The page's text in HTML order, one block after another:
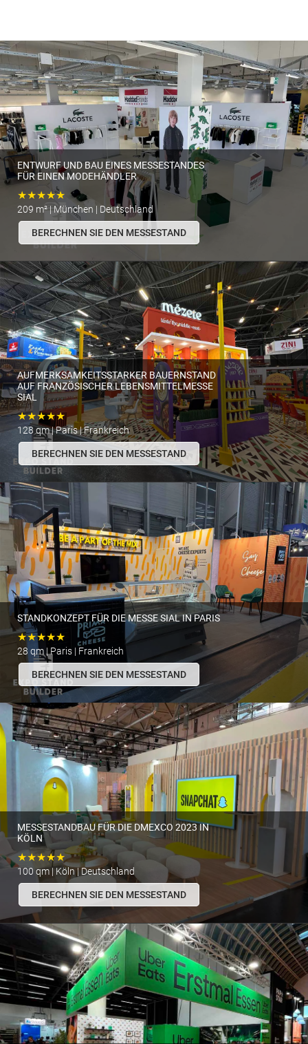
ENTWURF UND BAU EINES MESSESTANDES
FÜR EINEN MODEHÄNDLER
★★★★★
209 m² | München | Deutschland
BERECHNEN SIE DEN MESSESTAND
AUFMERKSAMKEITSSTARKER BAUERNSTAND
AUF FRANZÖSISCHER LEBENSMITTELMESSE
SIAL
★★★★★
128 qm | Paris | Frankreich
BERECHNEN SIE DEN MESSESTAND
STANDKONZEPT FÜR DIE MESSE SIAL IN PARIS
★★★★★
28 qm | Paris | Frankreich
BERECHNEN SIE DEN MESSESTAND
MESSESTANDBAU FÜR DIE DMEXCO 2023 IN
KÖLN
★★★★★
100 qm | Köln | Deutschland
BERECHNEN SIE DEN MESSESTAND